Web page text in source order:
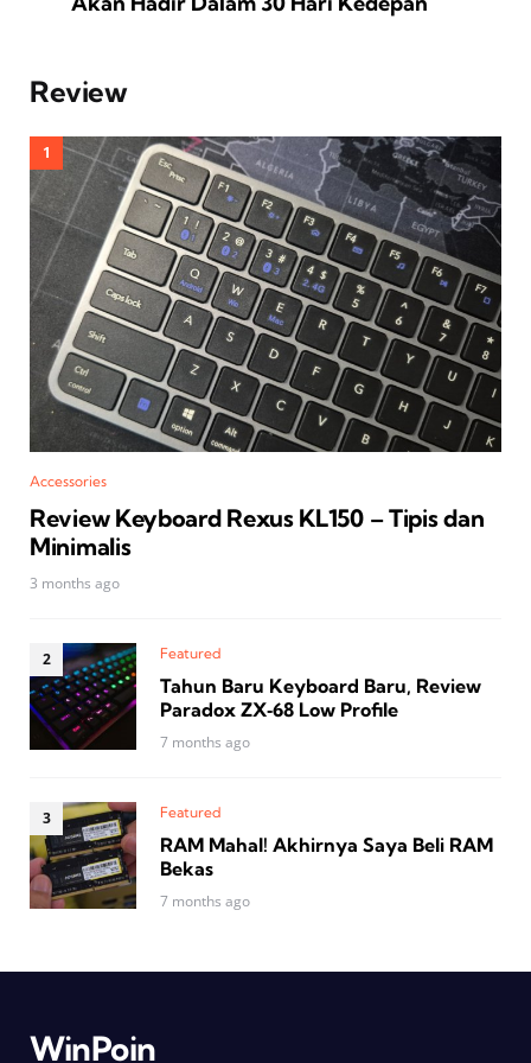
Review
Accessories
Review Keyboard Rexus KL150 – Tipis dan
Minimalis
3 months ago
Featured
Tahun Baru Keyboard Baru, Review
Paradox ZX‑68 Low Profile
7 months ago
Featured
RAM Mahal! Akhirnya Saya Beli RAM
Bekas
7 months ago
WinPoin